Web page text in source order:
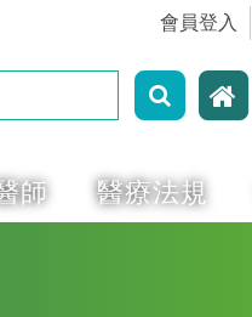
會員登入
師 醫療法規